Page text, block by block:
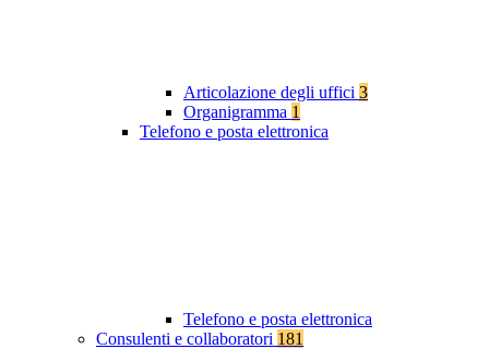
Articolazione degli uffici 3
Organigramma 1
Telefono e posta elettronica
Telefono e posta elettronica
Consulenti e collaboratori 181